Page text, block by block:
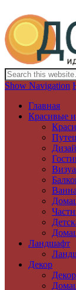
Дизайн
Show Navigation
Главная
Красивые
Ландшафт
Декор